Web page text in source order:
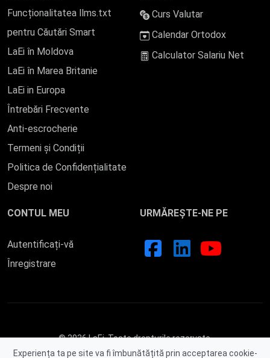
Experiența ta pe site va fi îmbunătățită prin acceptarea cookie-
Funcționalitatea llms.txt
pentru Căutări Smart
LaEi în Moldova
LaEi în Marea Britanie
LaEi in Europa
Întrebări Frecvente
Anti-escrocherie
Termeni și Condiții
Politica de Confidențialitate
Despre noi
Curs Valutar
Calendar Ortodox
Calculator Salariu Net
CONTUL MEU
Autentificați-vă
Înregistrare
URMĂREȘTE-NE PE
© 2026 LaEi. Toate drepturile rezervate.